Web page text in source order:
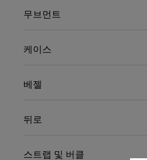
무브먼트
케이스
베젤
뒤로
스트랩 및 버클